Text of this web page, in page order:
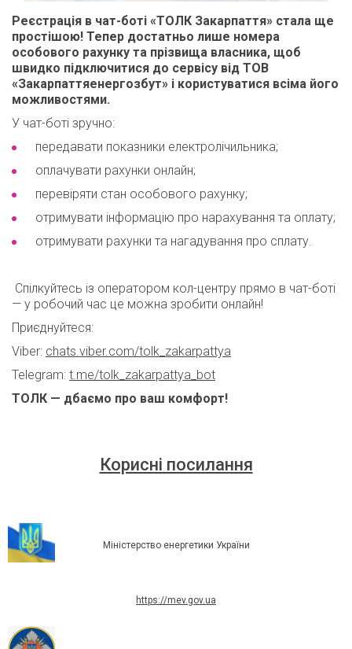
Реєстрація в чат-боті «ТОЛК Закарпаття» стала ще
простішою! Тепер достатньо лише номера
особового рахунку та прізвища власника, щоб
швидко підключитися до сервісу від ТОВ
«Закарпаттяенергозбут» і користуватися всіма його
можливостями.
У чат-боті зручно:
передавати показники електролічильника;
оплачувати рахунки онлайн;
перевіряти стан особового рахунку;
отримувати інформацію про нарахування та оплату;
отримувати рахунки та нагадування про сплату.
Спілкуйтесь із оператором кол-центру прямо в чат-боті
— у робочий час це можна зробити онлайн!
Приєднуйтеся:
Viber: chats.viber.com/tolk_zakarpattya
Telegram: t.me/tolk_zakarpattya_bot
ТОЛК — дбаємо про ваш комфорт!
Корисні посилання
Міністерство енергетики України
https://mev.gov.ua